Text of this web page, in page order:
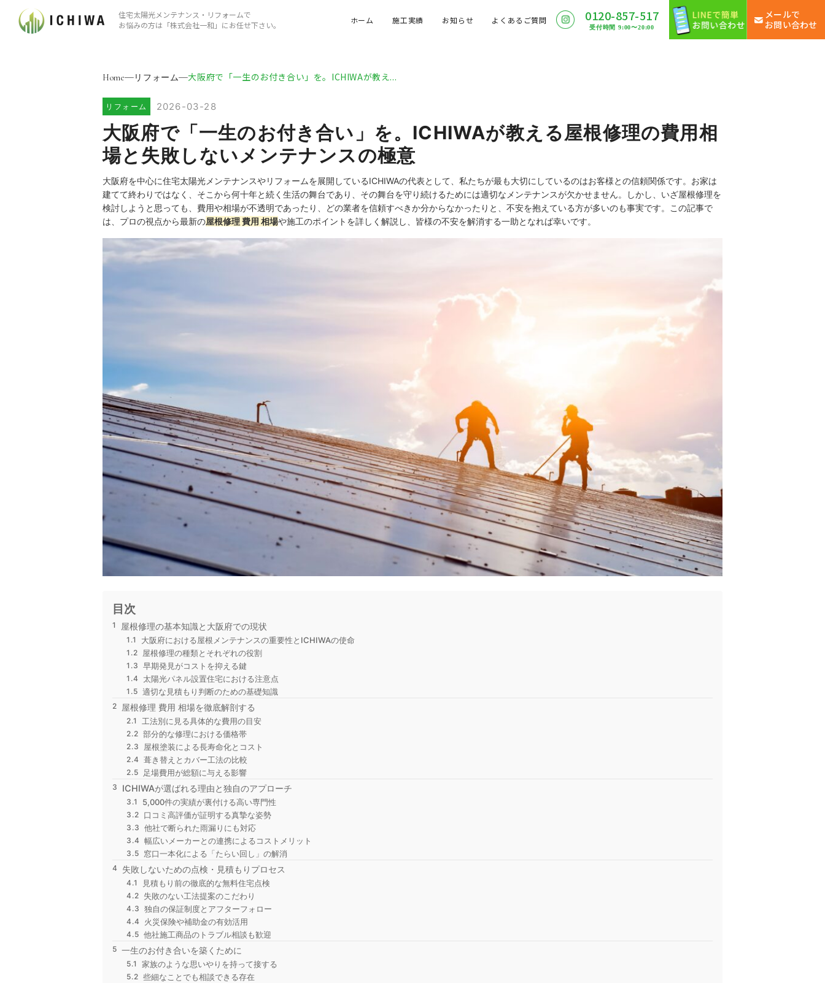
住宅太陽光メンテナンス・リフォームで
お悩みの方は「株式会社⼀和」にお任せ下さい。
ホーム 施工実績 お知らせ よくあるご質問 0120-857-517
受付時間 9:00〜20:00
メールで
お問い合わせ
Home リフォーム 大阪府で「一生のお付き合い」を。ICHIWAが教え...
リフォーム 2026-03-28
大阪府で「一生のお付き合い」を。ICHIWAが教える屋根修理の費用相
場と失敗しないメンテナンスの極意
大阪府を中心に住宅太陽光メンテナンスやリフォームを展開しているICHIWAの代表として、私たちが最も大切にしているのはお客様との信頼関係です。お家は
建てて終わりではなく、そこから何十年と続く生活の舞台であり、その舞台を守り続けるためには適切なメンテナンスが欠かせません。しかし、いざ屋根修理を
検討しようと思っても、費用や相場が不透明であったり、どの業者を信頼すべきか分からなかったりと、不安を抱えている方が多いのも事実です。この記事で
は、プロの視点から最新の屋根修理 費用 相場や施工のポイントを詳しく解説し、皆様の不安を解消する一助となれば幸いです。
目次
屋根修理の基本知識と大阪府での現状
大阪府における屋根メンテナンスの重要性とICHIWAの使命
屋根修理の種類とそれぞれの役割
早期発見がコストを抑える鍵
太陽光パネル設置住宅における注意点
適切な見積もり判断のための基礎知識
屋根修理 費用 相場を徹底解剖する
工法別に見る具体的な費用の目安
部分的な修理における価格帯
屋根塗装による長寿命化とコスト
葺き替えとカバー工法の比較
足場費用が総額に与える影響
ICHIWAが選ばれる理由と独自のアプローチ
5,000件の実績が裏付ける高い専門性
口コミ高評価が証明する真摯な姿勢
他社で断られた雨漏りにも対応
幅広いメーカーとの連携によるコストメリット
窓口一本化による「たらい回し」の解消
失敗しないための点検・見積もりプロセス
見積もり前の徹底的な無料住宅点検
失敗のない工法提案のこだわり
独自の保証制度とアフターフォロー
火災保険や補助金の有効活用
他社施工商品のトラブル相談も歓迎
一生のお付き合いを築くために
家族のような思いやりを持って接する
些細なことでも相談できる存在